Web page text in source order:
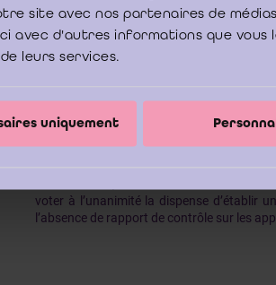
site avec nos partenaires de
avec d'autres informations que
leurs services.
uniquement
Comme la société absorbante est une
à l’occasion de l’apport en nature.
sont responsables pour les dettes de la
cession des parts représentatives
impérativement être précédée de la
voter à l’unanimité la dispense d’établir
l’absence de rapport de contrôle sur les